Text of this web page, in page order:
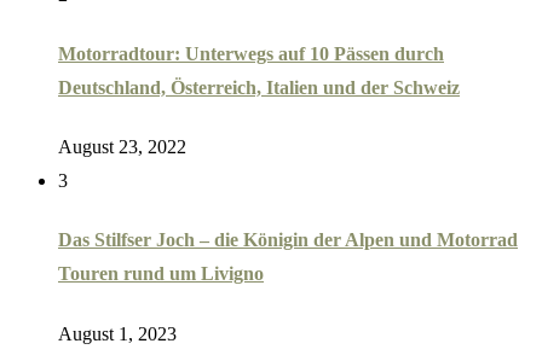
Motorradtour: Unterwegs auf 10 Pässen durch
Deutschland, Österreich, Italien und der Schweiz
August 23, 2022
3
Das Stilfser Joch – die Königin der Alpen und Motorrad
Touren rund um Livigno
August 1, 2023